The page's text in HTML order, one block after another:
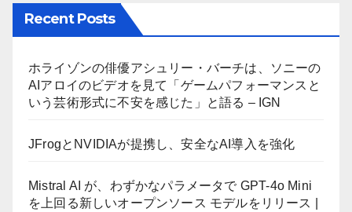
Recent Posts
ホライゾンの俳優アシュリー・バーチは、ソニーの
AIアロイのビデオを見て「ゲームパフォーマンスと
いう芸術形式に不安を感じた」と語る – IGN
JFrogとNVIDIAが提携し、安全なAI導入を強化
Mistral AI が、わずかなパラメータで GPT-4o Mini
を上回る新しいオープンソース モデルをリリース |